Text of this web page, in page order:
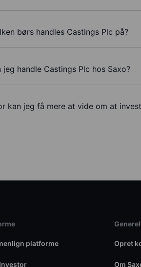
børs handles Castings Plc på?
jeg handle Castings Plc hos Saxo?
kan jeg få mere at vide om at
platforme Opret
Om